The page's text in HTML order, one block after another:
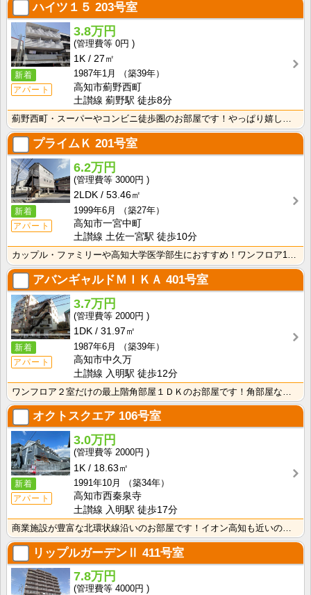
ハイツ１５ 203号室
新着
アパート
3.8万円
0円
1K
27㎡
1987年1月
（築39年）
高知市薊野西町
土讃線 薊野駅 徒歩8分
薊野西町・スーパーやコンビニ徒歩圏のお部屋です！やっぱり嬉しいバス・トイレ別でお風呂には窓も付いてい･･･
プライムＫ 201号室
新着
アパート
6.2万円
3000円
2LDK
53.46㎡
1999年6月
（築27年）
高知市一宮中町
土讃線 土佐一宮駅 徒歩10分
カップル・ファミリーや高知大学医学部生におすすめ！ワンフロア1世帯の構造なので、窓が多く、採光性・通･･･
アバンギャルドＭＩＫＡ 401号室
新着
アパート
3.7万円
2000円
1DK
31.97㎡
1987年6月
（築39年）
高知市中久万
土讃線 入明駅 徒歩12分
オクトスクエア 106号室
新着
アパート
3.0万円
2000円
1K
18.63㎡
1991年10月
（築34年）
高知市西秦泉寺
土讃線 入明駅 徒歩17分
リップルガーデンⅡ 411号室
7.8万円
4000円